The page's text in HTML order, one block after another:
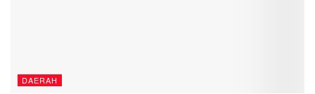
DAERAH